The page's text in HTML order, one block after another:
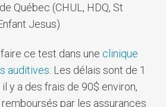
Québec (CHUL, HDQ, St
Jesus)
ce test dans une clinique
auditives . Les délais sont de 1
y a des frais de 90$ environ,
par les assurances